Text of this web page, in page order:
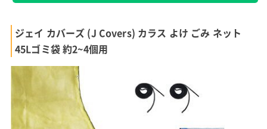
ジェイ カバーズ (J Covers) カラス よけ ごみ ネット
45Lゴミ袋 約2~4個用